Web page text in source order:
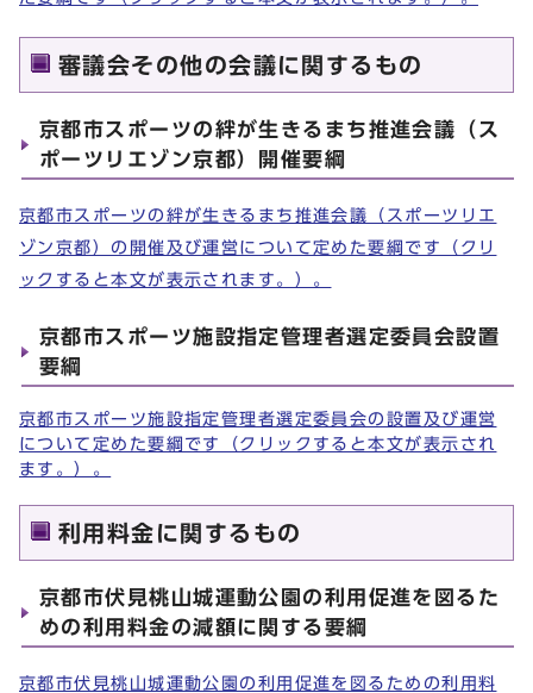
審議会その他の会議に関するもの
京都市スポーツの絆が生きるまち推進会議（ス
ポーツリエゾン京都）開催要綱
京都市スポーツの絆が生きるまち推進会議（スポーツリエ
ゾン京都）の開催及び運営について定めた要綱です（クリ
ックすると本文が表示されます。）。
京都市スポーツ施設指定管理者選定委員会設置
要綱
京都市スポーツ施設指定管理者選定委員会の設置及び運営
について定めた要綱です（クリックすると本文が表示され
ます。）。
利用料金に関するもの
京都市伏見桃山城運動公園の利用促進を図るた
めの利用料金の減額に関する要綱
京都市伏見桃山城運動公園の利用促進を図るための利用料